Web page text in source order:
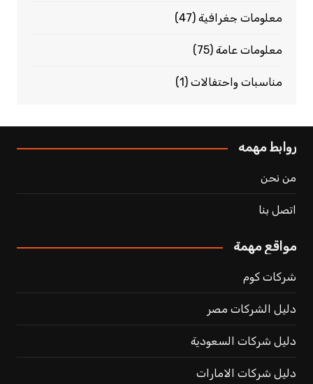
معلومات جغرافية(47)
معلومات عامة(75)
مناسبات واحتفالات(1)
روابط مهمه
من نحن
اتصل بنا
مواقع مهمة
شركات كوم
دليل الشركات مصر
دليل شركات السعودية
دليل شركات الامارات